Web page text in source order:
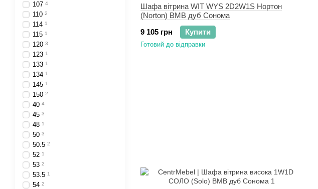
Шафа вітрина WIT WYS 2D2W1S Нортон
(Norton) ВМВ дуб Сонома
9 105 грн
Купити
Готовий до відправки
107 4
110 2
114 1
115 1
120 3
123 1
133 1
134 1
145 1
150 2
40 4
45 3
48 1
50 3
50.5 2
52 1
53 2
53.5 1
54 2